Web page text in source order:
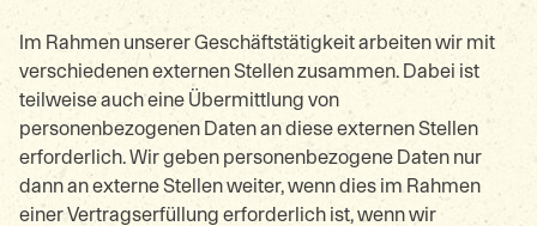
Im Rahmen unserer Geschäftstätigkeit arbeiten wir mit
verschiedenen externen Stellen zusammen. Dabei ist
teilweise auch eine Übermittlung von
personenbezogenen Daten an diese externen Stellen
erforderlich. Wir geben personenbezogene Daten nur
dann an externe Stellen weiter, wenn dies im Rahmen
einer Vertragserfüllung erforderlich ist, wenn wir